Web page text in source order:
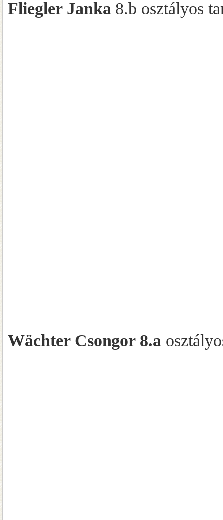
Fliegler Janka 8.b osztályos
Wächter Csongor 8.a